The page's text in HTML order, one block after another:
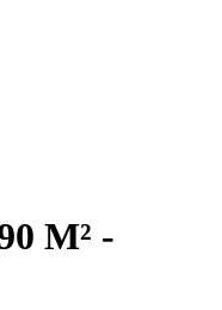
M² -